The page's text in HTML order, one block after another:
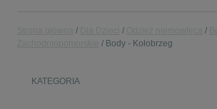
Body - Kołobrzeg
KATEGORIA